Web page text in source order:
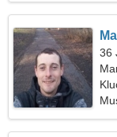
36